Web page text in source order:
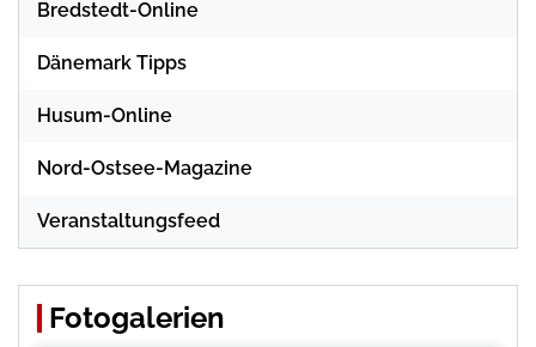
Bredstedt-Online
Dänemark Tipps
Husum-Online
Nord-Ostsee-Magazine
Veranstaltungsfeed
Fotogalerien